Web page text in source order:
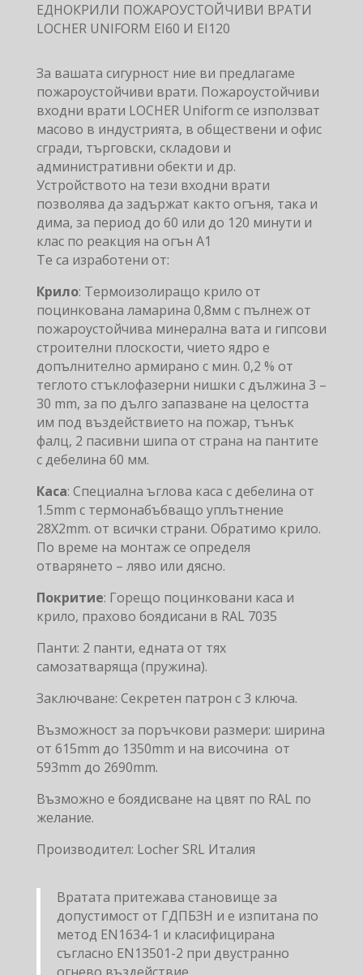
ЕДНОКРИЛИ ПОЖАРОУСТОЙЧИВИ ВРАТИ
LOCHER UNIFORM EI60 И EI120
За вашата сигурност ние ви предлагаме
пожароустойчиви врати. Пожароустойчиви
входни врати LOCHER Uniform се използват
масово в индустрията, в обществени и офис
сгради, търговски, складови и
административни обекти и др.
Устройството на тези входни врати
позволява да задържат както огъня, така и
дима, за период до 60 или до 120 минути и
клас по реакция на огън А1
Те са изработени от:
Крило: Термоизолиращо крило от
поцинкована ламарина 0,8мм с пълнеж от
пожароустойчива минерална вата и гипсови
строителни плоскости, чието ядро е
допълнително армирано с мин. 0,2 % от
теглото стъклофазерни нишки с дължина 3 –
30 mm, за по дълго запазване на целостта
им под въздействието на пожар, тънък
фалц, 2 пасивни шипа от страна на пантите
с дебелина 60 мм.
Каса: Специална ъглова каса с дебелина от
1.5mm с термонабъбващо уплътнение
28X2mm. от всички страни. Обратимо крило.
По време на монтаж се определя
отварянето – ляво или дясно.
Покритие: Горещо поцинковани каса и
крило, прахово боядисани в RAL 7035
Панти: 2 панти, едната от тях
самозатваряща (пружина).
Заключване: Секретен патрон с 3 ключа.
Възможност за поръчкови размери: ширина
от 615mm до 1350mm и на височина от
593mm до 2690mm.
Възможно е боядисване на цвят по RAL по
желание.
Производител: Locher SRL Италия
Вратата притежава становище за
допустимост от ГДПБЗН и е изпитана по
метод EN1634-1 и класифицирана
съгласно EN13501-2 при двустранно